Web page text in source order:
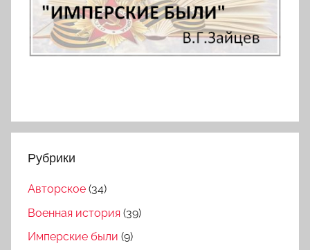
Рубрики
Авторское (34)
Военная история (39)
Имперские были (9)